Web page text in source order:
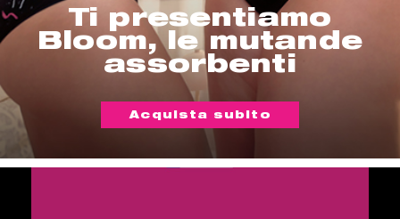
Ti presentiamo
Bloom, le mutande
assorbenti
Acquista subito